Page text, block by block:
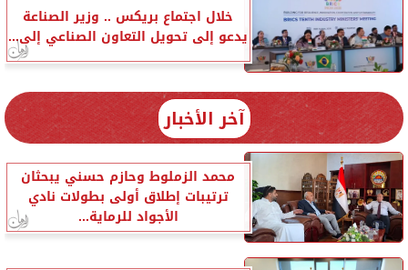
خلال اجتماع بريكس .. وزير الصناعة
يدعو إلى تحويل التعاون الصناعي إلى...
آخر الأخبار
محمد الزملوط وحازم حسني يبحثان
ترتيبات إطلاق أولى بطولات نادي
الأجواد للرماية...